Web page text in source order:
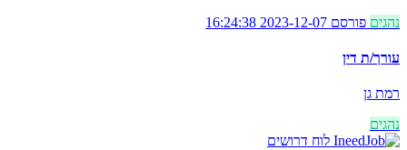
נהגים פורסם 2023-12-07 16:24:38
עורך/ת דין
רמת גן
נהגים
לוח דרושים